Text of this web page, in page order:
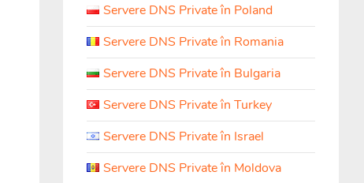
Servere DNS Private în Poland
Servere DNS Private în Romania
Servere DNS Private în Bulgaria
Servere DNS Private în Turkey
Servere DNS Private în Israel
Servere DNS Private în Moldova